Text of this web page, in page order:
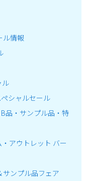
ル情報
ル
シャルセール
品・サンプル品・特
アウトレット バー
サンプル品フェア